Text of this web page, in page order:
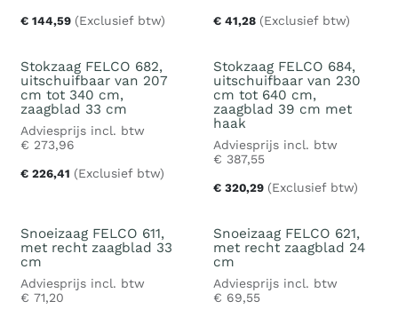
€ 144,59 (Exclusief btw) € 41,28 (Exclusief btw)
Stokzaag FELCO 682,
uitschuifbaar van 207
cm tot 340 cm,
zaagblad 33 cm
€ 226,41 (Exclusief btw)
Adviesprijs incl. btw
€ 273,96
Stokzaag FELCO 684,
uitschuifbaar van 230
cm tot 640 cm,
zaagblad 39 cm met
haak
€ 320,29 (Exclusief btw)
Adviesprijs incl. btw
€ 387,55
Snoeizaag FELCO 611,
met recht zaagblad 33
cm
Adviesprijs incl. btw
€ 71,20
Snoeizaag FELCO 621,
met recht zaagblad 24
cm
Adviesprijs incl. btw
€ 69,55